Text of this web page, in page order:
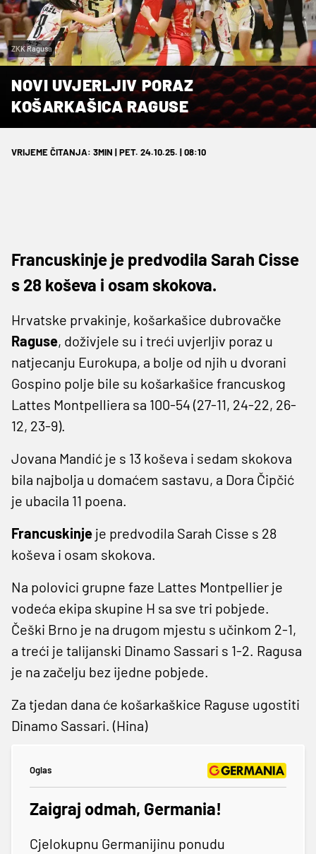
ZKK Ragusa
NOVI UVJERLJIV PORAZ
KOŠARKAŠICA RAGUSE
VRIJEME ČITANJA: 3MIN | PET. 24.10.25. | 08:10
Francuskinje je predvodila Sarah Cisse
s 28 koševa i osam skokova.
Hrvatske prvakinje, košarkašice dubrovačke
Raguse, doživjele su i treći uvjerljiv poraz u
natjecanju Eurokupa, a bolje od njih u dvorani
Gospino polje bile su košarkašice francuskog
Lattes Montpelliera sa 100-54 (27-11, 24-22, 26-
12, 23-9).
Jovana Mandić je s 13 koševa i sedam skokova
bila najbolja u domaćem sastavu, a Dora Čipčić
je ubacila 11 poena.
Francuskinje je predvodila Sarah Cisse s 28
koševa i osam skokova.
Na polovici grupne faze Lattes Montpellier je
vodeća ekipa skupine H sa sve tri pobjede.
Češki Brno je na drugom mjestu s učinkom 2-1,
a treći je talijanski Dinamo Sassari s 1-2. Ragusa
je na začelju bez ijedne pobjede.
Za tjedan dana će košarkaškice Raguse ugostiti
Dinamo Sassari. (Hina)
Oglas
Zaigraj odmah, Germania!
Cjelokupnu Germanijinu ponudu